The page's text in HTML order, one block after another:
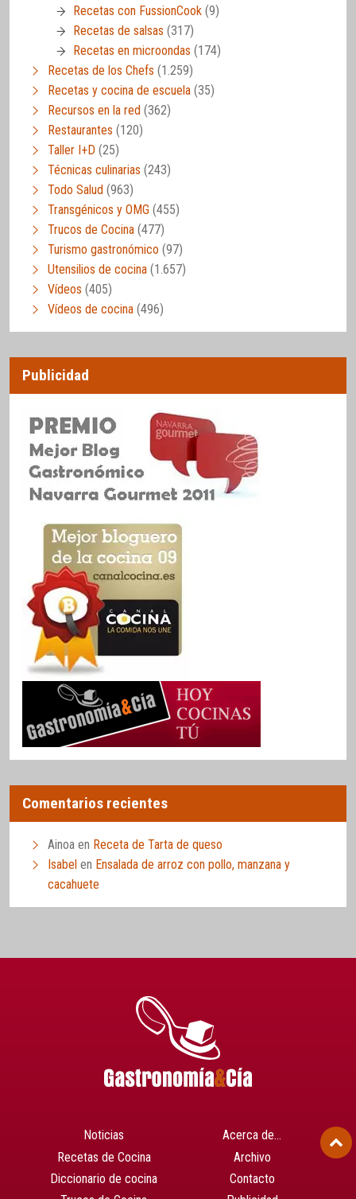
Recetas con FussionCook (9)
Recetas de salsas (317)
Recetas en microondas (174)
Recetas de los Chefs (1.259)
Recetas y cocina de escuela (35)
Recursos en la red (362)
Restaurantes (120)
Taller I+D (25)
Técnicas culinarias (243)
Todo Salud (963)
Transgénicos y OMG (455)
Trucos de Cocina (477)
Turismo gastronómico (97)
Utensilios de cocina (1.657)
Vídeos (405)
Vídeos de cocina (496)
Publicidad
Comentarios recientes
Ainoa en Receta de Tarta de queso
Isabel en Ensalada de arroz con pollo, manzana y
cacahuete
Noticias
Recetas de Cocina
Diccionario de cocina
Acerca de…
Archivo
Contacto